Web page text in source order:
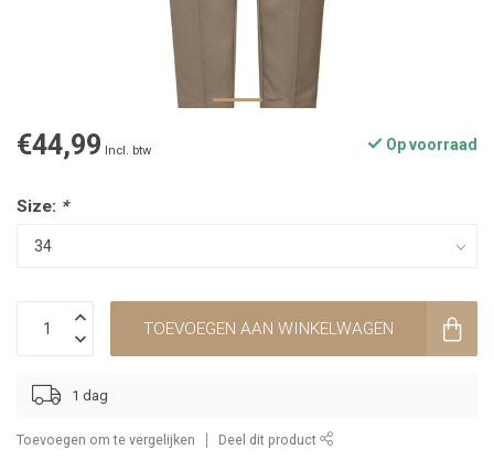
€44,99 Incl. btw Op voorraad
Size: *
TOEVOEGEN AAN WINKELWAGEN
1 dag
Toevoegen om te vergelijken Deel dit product